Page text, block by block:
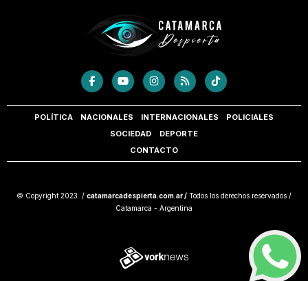
POLÍTICA NACIONALES INTERNACIONALES
POLICIALES
SOCIEDAD
DEPORTE
CONTACTO
© Copyright 2023 / catamarcadespierta.com.ar / Todos los derechos reservados /
Catamarca - Argentina